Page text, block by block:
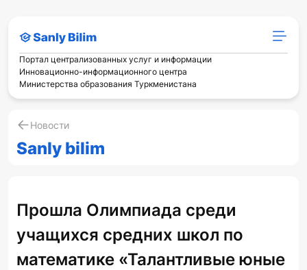
Портал централизованных услуг и информации
Инновационно-информационного центра
Министерства образования Туркменистана
Новости
Sanly bilim
Прошла Олимпиада среди
учащихся средних школ по
математике «Талантливые юные